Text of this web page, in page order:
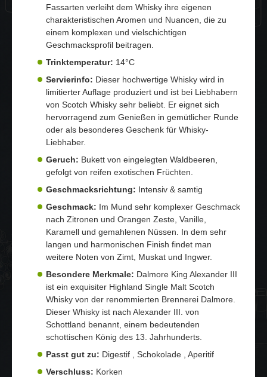
Fassarten verleiht dem Whisky ihre eigenen
charakteristischen Aromen und Nuancen, die zu
einem komplexen und vielschichtigen
Geschmacksprofil beitragen.
Trinktemperatur: 14°C
Servierinfo: Dieser hochwertige Whisky wird in
limitierter Auflage produziert und ist bei Liebhabern
von Scotch Whisky sehr beliebt. Er eignet sich
hervorragend zum Genießen in gemütlicher Runde
oder als besonderes Geschenk für Whisky-
Liebhaber.
Geruch: Bukett von eingelegten Waldbeeren,
gefolgt von reifen exotischen Früchten.
Geschmacksrichtung: Intensiv & samtig
Geschmack: Im Mund sehr komplexer Geschmack
nach Zitronen und Orangen Zeste, Vanille,
Karamell und gemahlenen Nüssen. In dem sehr
langen und harmonischen Finish findet man
weitere Noten von Zimt, Muskat und Ingwer.
Besondere Merkmale: Dalmore King Alexander III
ist ein exquisiter Highland Single Malt Scotch
Whisky von der renommierten Brennerei Dalmore.
Dieser Whisky ist nach Alexander III. von
Schottland benannt, einem bedeutenden
schottischen König des 13. Jahrhunderts.
Passt gut zu: Digestif , Schokolade , Aperitif
Verschluss: Korken